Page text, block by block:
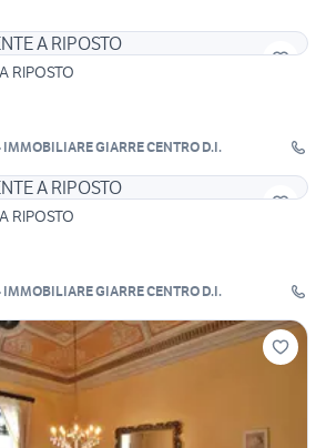
RIPOSTO
IMMOBILIARE GIARRE CENTRO D.I.
RIPOSTO
IMMOBILIARE GIARRE CENTRO D.I.